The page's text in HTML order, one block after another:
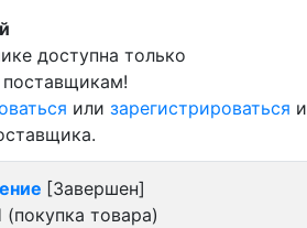
доступна только
или зарегистрироваться и
[Завершен]
товара)